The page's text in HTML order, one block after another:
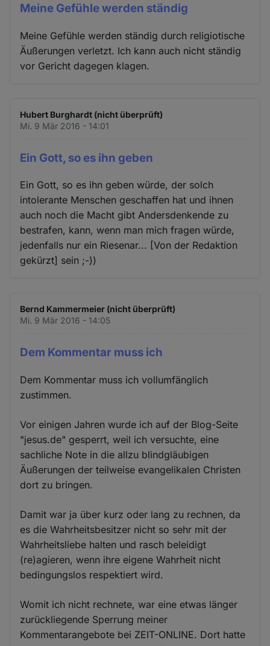
Meine Gefühle werden ständig
Meine Gefühle werden ständig durch religiotische
Äußerungen verletzt. Ich kann auch nicht ständig
vor Gericht dagegen klagen.
Hubert Burghardt (nicht überprüft)
Mi. 9 Mär 2016 - 14:01
Ein Gott, so es ihn geben
Ein Gott, so es ihn geben würde, der solch
intolerante Menschen geschaffen hat und ihnen
auch noch die Macht gibt Andersdenkende zu
bestrafen, kann, wenn man mich fragen würde,
jedenfalls nur ein Riesenar... [Von der Redaktion
gekürzt] sein ;-))
Bernd Kammermeier (nicht überprüft)
Mi. 9 Mär 2016 - 14:05
Dem Kommentar muss ich
Dem Kommentar muss ich vollumfänglich
zustimmen.
Vor einigen Jahren wurde ich auf der Blog-Seite
"jesus.de" gesperrt, weil ich versuchte, eine
sachliche Note in die allzu blindgläubigen
Äußerungen der teilweise evangelikalen Christen
dort zu bringen.
Damit war ja über kurz oder lang zu rechnen, da
es die Wahrheitsbesitzer nicht so sehr mit der
Wahrheitsliebe halten und rasch beleidigt
(re)agieren, wenn ihre eigene Wahrheit nicht
bedingungslos respektiert wird.
Womit ich nicht rechnete, war eine etwas länger
zurückliegende Sperrung meiner
Kommentarangebote bei ZEIT-ONLINE. Dort hatte